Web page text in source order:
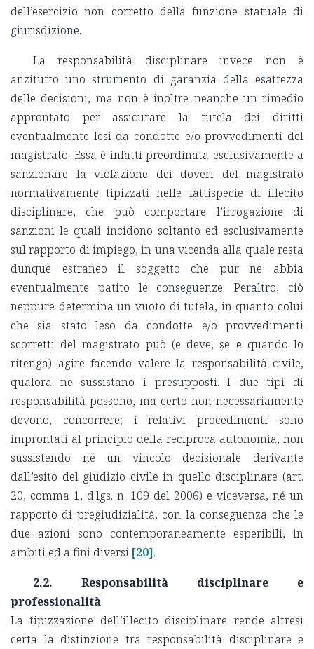
dell’esercizio non corretto della funzione statuale di
giurisdizione.
La responsabilità disciplinare invece non è
anzitutto uno strumento di garanzia della esattezza
delle decisioni, ma non è inoltre neanche un rimedio
approntato per assicurare la tutela dei diritti
eventualmente lesi da condotte e/o provvedimenti del
magistrato. Essa è infatti preordinata esclusivamente a
sanzionare la violazione dei doveri del magistrato
normativamente tipizzati nelle fattispecie di illecito
disciplinare, che può comportare l’irrogazione di
sanzioni le quali incidono soltanto ed esclusivamente
sul rapporto di impiego, in una vicenda alla quale resta
dunque estraneo il soggetto che pur ne abbia
eventualmente patito le conseguenze. Peraltro, ciò
neppure determina un vuoto di tutela, in quanto colui
che sia stato leso da condotte e/o provvedimenti
scorretti del magistrato può (e deve, se e quando lo
ritenga) agire facendo valere la responsabilità civile,
qualora ne sussistano i presupposti. I due tipi di
responsabilità possono, ma certo non necessariamente
devono, concorrere; i relativi procedimenti sono
improntati al principio della reciproca autonomia, non
sussistendo né un vincolo decisionale derivante
dall’esito del giudizio civile in quello disciplinare (art.
20, comma 1, d.lgs. n. 109 del 2006) e viceversa, né un
rapporto di pregiudizialità, con la conseguenza che le
due azioni sono contemporaneamente esperibili, in
ambiti ed a fini diversi [20].
2.2. Responsabilità disciplinare e
professionalità
La tipizzazione dell’illecito disciplinare rende altresì
certa la distinzione tra responsabilità disciplinare e